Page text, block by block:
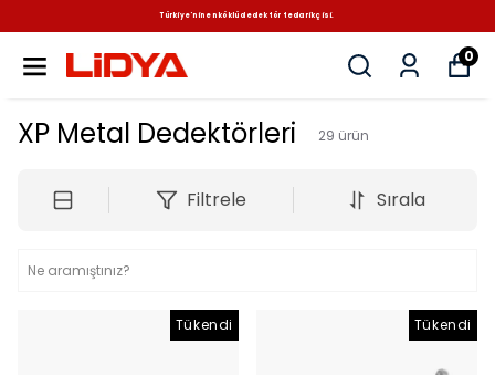
Türkiye'nin en köklü dedektör tedarikçisi.
0
XP Metal Dedektörleri 29 ürün
Filtrele Sırala
Tükendi Tükendi